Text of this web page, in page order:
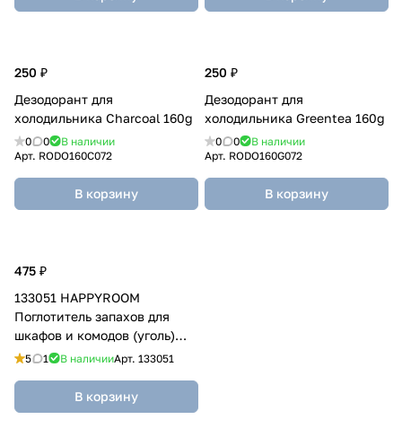
250 ₽
Дезодорант для
холодильника Charcoal 160g
0 0
В наличии
Арт. RODO160C072
В корзину
250 ₽
Дезодорант для
холодильника Greentea 160g
0 0
В наличии
Арт. RODO160G072
В корзину
475 ₽
133051 HAPPYROOM
Поглотитель запахов для
шкафов и комодов (уголь)
150г
5 1 В наличииАрт. 133051
В корзину